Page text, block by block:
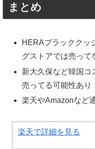
まとめ
HERAブラッククッ
グストアでは売って
新大久保など韓国コ
売ってる可能性あり
楽天やAmazonなど
楽天で詳細を見る